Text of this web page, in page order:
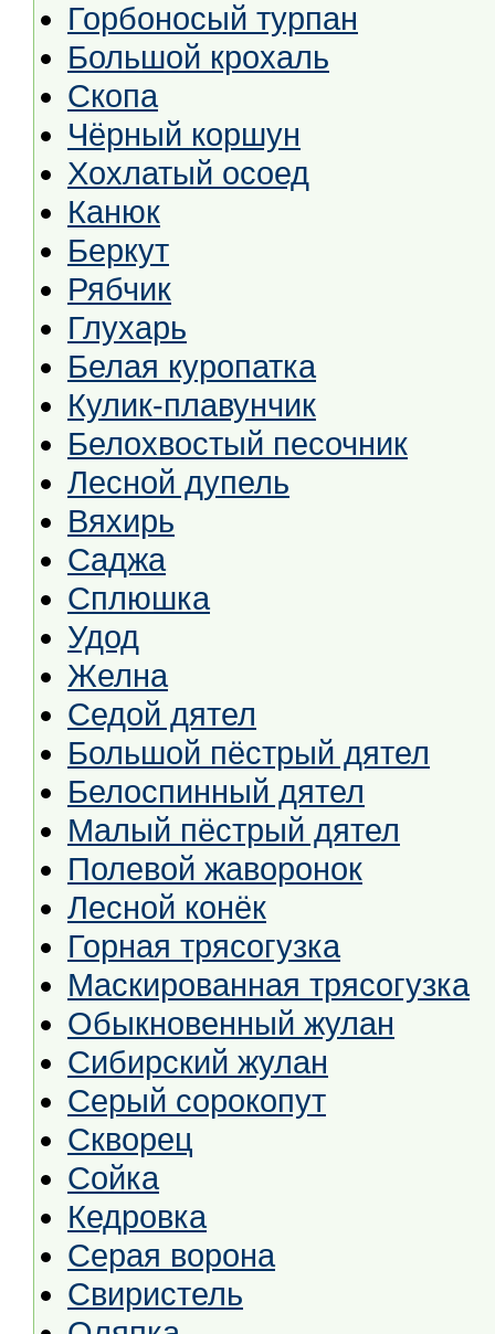
Горбоносый турпан
Большой крохаль
Скопа
Чёрный коршун
Хохлатый осоед
Канюк
Беркут
Рябчик
Глухарь
Белая куропатка
Кулик-плавунчик
Белохвостый песочник
Лесной дупель
Вяхирь
Саджа
Сплюшка
Удод
Желна
Седой дятел
Большой пёстрый дятел
Белоспинный дятел
Малый пёстрый дятел
Полевой жаворонок
Лесной конёк
Горная трясогузка
Маскированная трясогузка
Обыкновенный жулан
Сибирский жулан
Серый сорокопут
Скворец
Сойка
Кедровка
Серая ворона
Свиристель